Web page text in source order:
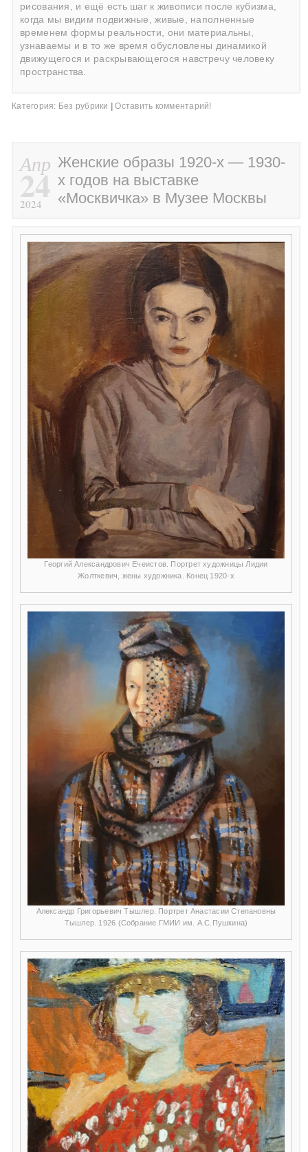
рисования, и ещё есть шаг к живописи после кубизма,
когда мы видим подвижные, живые, наполненные
временем формы реальности, они материальны,
узнаваемы и в то же время обусловлены динамикой
движущегося и раскрывающегося навстречу человеку
пространства.
Категория: Без рубрики Оставить комментарий!
Апр
24
2024
Женские образы 1920-х — 1930-
х годов на выставке
«Москвичка» в Музее Москвы
Георгий Александрович Ечеистов. Портрет художницы Лидии
Жолткевич, жены художника. Конец 1920-х
Александр Григорьевич Тышлер. Портрет Анастасии Степановны
Тышлер. 1926 (Собрание ГМИИ им. А.С.Пушкина)